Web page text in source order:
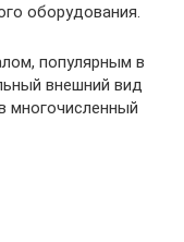
оборудования.
популярным в
внешний вид
многочисленный